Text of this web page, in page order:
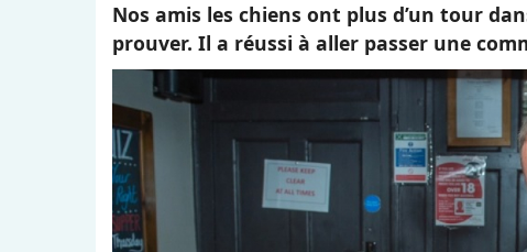
Nos amis les chiens ont plus d’un tour
prouver. Il a réussi à aller passer une